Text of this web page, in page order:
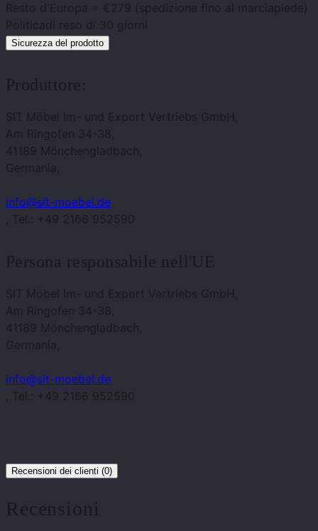
Resto d'Europa = €279 (spedizione fino al marciapiede)
Politicadi reso di 30 giorni
Sicurezza del prodotto
Produttore:
SIT Möbel Im- und Export Vertriebs GmbH,
Am Ringofen 34-38,
41189 Mönchengladbach,
Germania,
info@sit-moebel.de
, Tel.: +49 2166 952590
Persona responsabile nell'UE
SIT Möbel Im- und Export Vertriebs GmbH,
Am Ringofen 34-38,
41189 Mönchengladbach,
Germania,
info@sit-moebel.de
, Tel.: +49 2166 952590
Recensioni dei clienti (0)
Recensioni